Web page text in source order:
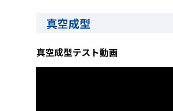
真空成型
真空成型テスト動画